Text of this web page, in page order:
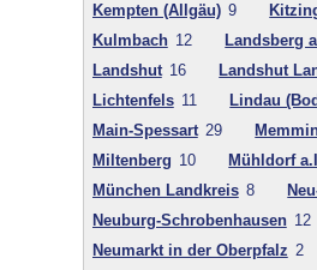
Kempten (Allgäu) 9
Kulmbach 12 Landsberg
Landshut 16 Landshut
Lichtenfels 11 Lindau
Main-Spessart 29
Miltenberg 10 Mühldorf
München Landkreis 8
Neuburg-Schrobenhausen 12
Neumarkt in der Oberpfalz 2